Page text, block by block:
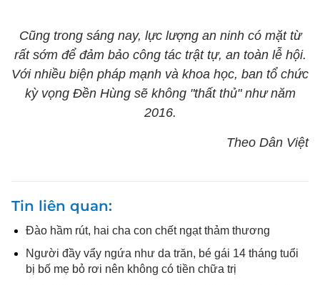
Cũng trong sáng nay, lực lượng an ninh có mặt từ
rất sớm để đảm bảo công tác trật tự, an toàn lễ hội.
Với nhiều biện pháp mạnh và khoa học, ban tổ chức
kỳ vọng Đền Hùng sẽ không "thất thủ" như năm
2016.
Theo Dân Việt
Tin liên quan
Đào hầm rút, hai cha con chết ngạt thảm thương
Người đầy vẩy ngứa như da trăn, bé gái 14 tháng tuổi
bị bố mẹ bỏ rơi nên không có tiền chữa trị